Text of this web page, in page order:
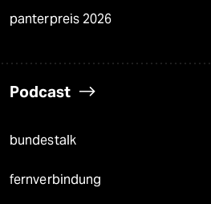
panterpreis 2026
Podcast
bundestalk
fernverbindung